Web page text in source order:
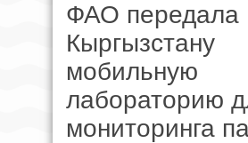
ФАО передала
Кыргызстану
мобильную
лабораторию
мониторинга